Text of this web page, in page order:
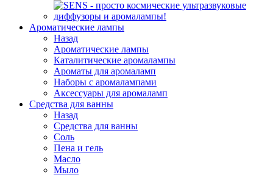
Ароматические лампы
Назад
Ароматические лампы
Каталитические аромалампы
Ароматы для аромаламп
Наборы с аромалампами
Аксессуары для аромаламп
Средства для ванны
Назад
Средства для ванны
Соль
Пена и гель
Масло
Мыло